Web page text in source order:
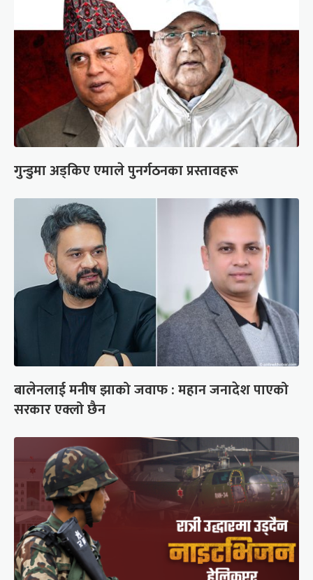
गुन्डुमा अड्किए एमाले पुनर्गठनका प्रस्तावहरू
बालेनलाई मनीष झाको जवाफ : महान जनादेश पाएको
सरकार एक्लो छैन